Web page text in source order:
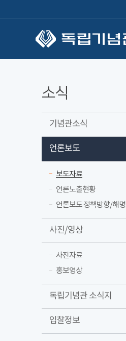
소식
기념관소식
언론보도
보도자료
언론노출현황
언론보도 정책방향/해명
사진/영상
사진자료
홍보영상
독립기념관 소식지
입찰정보